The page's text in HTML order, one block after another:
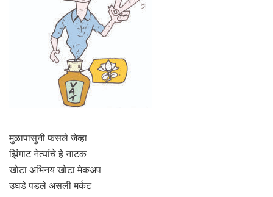
मुळापासुनी फसले जेव्हा
झिंगाट नेत्यांचे हे नाटक
खोटा अभिनय खोटा मेकअप
उघडे पडले असली मर्कट